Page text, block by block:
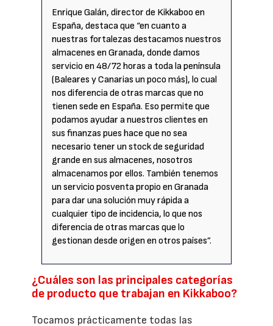
Enrique Galán, director de Kikkaboo en
España, destaca que “en cuanto a
nuestras fortalezas destacamos nuestros
almacenes en Granada, donde damos
servicio en 48/72 horas a toda la península
(Baleares y Canarias un poco más), lo cual
nos diferencia de otras marcas que no
tienen sede en España. Eso permite que
podamos ayudar a nuestros clientes en
sus finanzas pues hace que no sea
necesario tener un stock de seguridad
grande en sus almacenes, nosotros
almacenamos por ellos. También tenemos
un servicio posventa propio en Granada
para dar una solución muy rápida a
cualquier tipo de incidencia, lo que nos
diferencia de otras marcas que lo
gestionan desde origen en otros países”.
¿Cuáles son las principales categorías
de producto que trabajan en Kikkaboo?
Tocamos prácticamente todas las